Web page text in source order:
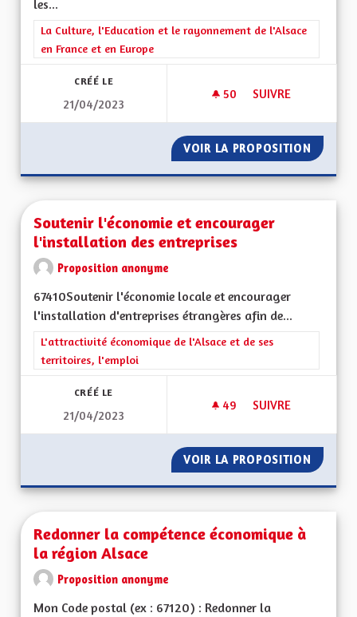
les...
Filtrer les résultats de la catégorie : La Culture, l'Education et
La Culture, l'Education et le rayonnement de l'Alsace
en France et en Europe
CRÉÉ LE
21/04/2023
50 50 ABONNÉS
SUIVRE
VOIR LA PROPOSITION
Soutenir l'économie et encourager
l'installation des entreprises
Proposition anonyme
67410Soutenir l'économie locale et encourager
l'installation d'entreprises étrangères afin de...
Filtrer les résultats de la catégorie : L'attractivité
L'attractivité économique de l'Alsace et de ses
territoires, l'emploi
CRÉÉ LE
21/04/2023
49 49 ABONNÉS
SUIVRE
VOIR LA PROPOSITION
Redonner la compétence économique à
la région Alsace
Proposition anonyme
Mon Code postal (ex : 67120) : Redonner la